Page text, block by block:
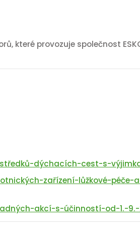
které provozuje společnost
dýchacích-cest-s-
zařízení-lůžkové-
akcí-s-účinností-od-1.-